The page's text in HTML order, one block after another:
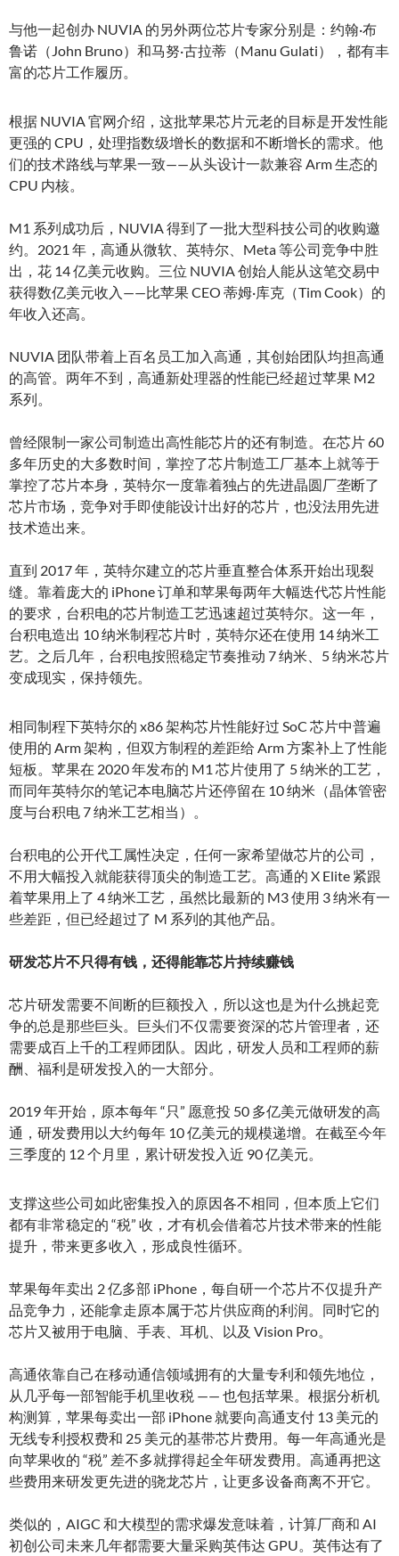
与他一起创办 NUVIA 的另外两位芯片专家分别是：约翰·布
鲁诺（John Bruno）和马努·古拉蒂（Manu Gulati），都有丰
富的芯片工作履历。
根据 NUVIA 官网介绍，这批苹果芯片元老的目标是开发性能
更强的 CPU，处理指数级增长的数据和不断增长的需求。他
们的技术路线与苹果一致——从头设计一款兼容 Arm 生态的
CPU 内核。
M1 系列成功后，NUVIA 得到了一批大型科技公司的收购邀
约。2021 年，高通从微软、英特尔、Meta 等公司竞争中胜
出，花 14 亿美元收购。三位 NUVIA 创始人能从这笔交易中
获得数亿美元收入——比苹果 CEO 蒂姆·库克（Tim Cook）的
年收入还高。
NUVIA 团队带着上百名员工加入高通，其创始团队均担高通
的高管。两年不到，高通新处理器的性能已经超过苹果 M2
系列。
曾经限制一家公司制造出高性能芯片的还有制造。在芯片 60
多年历史的大多数时间，掌控了芯片制造工厂基本上就等于
掌控了芯片本身，英特尔一度靠着独占的先进晶圆厂垄断了
芯片市场，竞争对手即使能设计出好的芯片，也没法用先进
技术造出来。
直到 2017 年，英特尔建立的芯片垂直整合体系开始出现裂
缝。靠着庞大的 iPhone 订单和苹果每两年大幅迭代芯片性能
的要求，台积电的芯片制造工艺迅速超过英特尔。这一年，
台积电造出 10 纳米制程芯片时，英特尔还在使用 14 纳米工
艺。之后几年，台积电按照稳定节奏推动 7 纳米、5 纳米芯片
变成现实，保持领先。
相同制程下英特尔的 x86 架构芯片性能好过 SoC 芯片中普遍
使用的 Arm 架构，但双方制程的差距给 Arm 方案补上了性能
短板。苹果在 2020 年发布的 M1 芯片使用了 5 纳米的工艺，
而同年英特尔的笔记本电脑芯片还停留在 10 纳米（晶体管密
度与台积电 7 纳米工艺相当）。
台积电的公开代工属性决定，任何一家希望做芯片的公司，
不用大幅投入就能获得顶尖的制造工艺。高通的 X Elite 紧跟
着苹果用上了 4 纳米工艺，虽然比最新的 M3 使用 3 纳米有一
些差距，但已经超过了 M 系列的其他产品。
研发芯片不只得有钱，还得能靠芯片持续赚钱
芯片研发需要不间断的巨额投入，所以这也是为什么挑起竞
争的总是那些巨头。巨头们不仅需要资深的芯片管理者，还
需要成百上千的工程师团队。因此，研发人员和工程师的薪
酬、福利是研发投入的一大部分。
2019 年开始，原本每年 “只” 愿意投 50 多亿美元做研发的高
通，研发费用以大约每年 10 亿美元的规模递增。在截至今年
三季度的 12 个月里，累计研发投入近 90 亿美元。
支撑这些公司如此密集投入的原因各不相同，但本质上它们
都有非常稳定的 “税” 收，才有机会借着芯片技术带来的性能
提升，带来更多收入，形成良性循环。
苹果每年卖出 2 亿多部 iPhone，每自研一个芯片不仅提升产
品竞争力，还能拿走原本属于芯片供应商的利润。同时它的
芯片又被用于电脑、手表、耳机、以及 Vision Pro。
高通依靠自己在移动通信领域拥有的大量专利和领先地位，
从几乎每一部智能手机里收税 —— 也包括苹果。根据分析机
构测算，苹果每卖出一部 iPhone 就要向高通支付 13 美元的
无线专利授权费和 25 美元的基带芯片费用。每一年高通光是
向苹果收的 “税” 差不多就撑得起全年研发费用。高通再把这
些费用来研发更先进的骁龙芯片，让更多设备商离不开它。
类似的，AIGC 和大模型的需求爆发意味着，计算厂商和 AI
初创公司未来几年都需要大量采购英伟达 GPU。英伟达有了